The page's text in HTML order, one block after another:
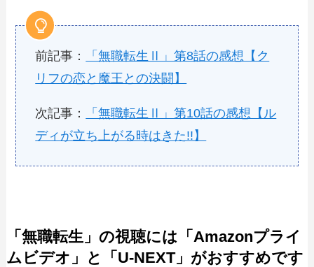
前記事：
「無職転生Ⅱ」第8話の感想【ク
リフの恋と魔王との決闘】
次記事：
「無職転生Ⅱ」第10話の感想【ル
ディが立ち上がる時はきた!!】
「無職転生」の視聴には「Amazonプライ
ムビデオ」と「U-NEXT」がおすすめです